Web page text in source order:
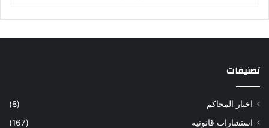
تصنيفات
اخبار المحاكم
(8)
استشارات قانونيه
(167)